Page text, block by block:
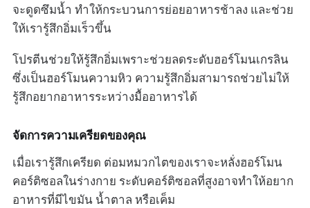
จะดูดซึมน้ำ ทำให้กระบวนการย่อยอาหารช้าลง และช่วย
ให้เรารู้สึกอิ่มเร็วขึ้น
โปรตีนช่วยให้รู้สึกอิ่มเพราะช่วยลดระดับฮอร์โมนเกรลิน
ซึ่งเป็นฮอร์โมนความหิว ความรู้สึกอิ่มสามารถช่วยไม่ให้
รู้สึกอยากอาหารระหว่างมื้ออาหารได้
จัดการความเครียดของคุณ
เมื่อเรารู้สึกเครียด ต่อมหมวกไตของเราจะหลั่งฮอร์โมน
คอร์ติซอลในร่างกาย ระดับคอร์ติซอลที่สูงอาจทำให้อยาก
อาหารที่มีไขมัน น้ำตาล หรือเค็ม